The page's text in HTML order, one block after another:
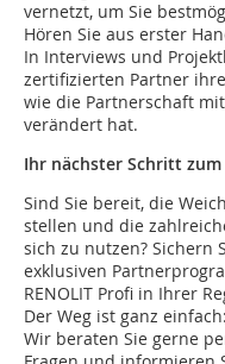
vernetzt, um Sie
Hören Sie aus erster
In Interviews und
zertifizierten Partner
wie die Partnerschaft
verändert hat.
Ihr nächster Schritt
Sind Sie bereit, die
stellen und die
sich zu nutzen? Sichern
exklusiven
RENOLIT Profi in Ihrer
Der Weg ist ganz
Wir beraten Sie gerne